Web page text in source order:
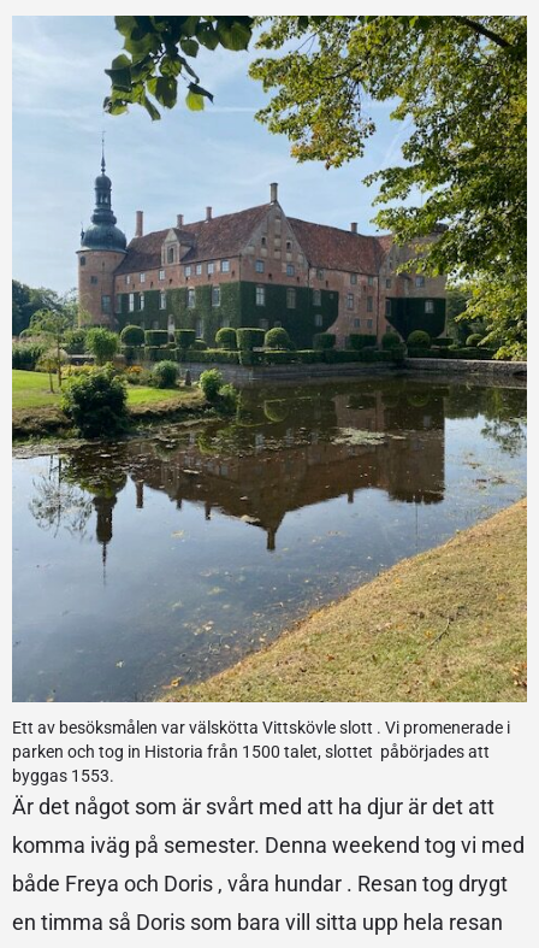
Ett av besöksmålen var välskötta Vittskövle slott . Vi promenerade i
parken och tog in Historia från 1500 talet, slottet påbörjades att
byggas 1553.
Är det något som är svårt med att ha djur är det att
komma iväg på semester. Denna weekend tog vi med
både Freya och Doris , våra hundar . Resan tog drygt
en timma så Doris som bara vill sitta upp hela resan